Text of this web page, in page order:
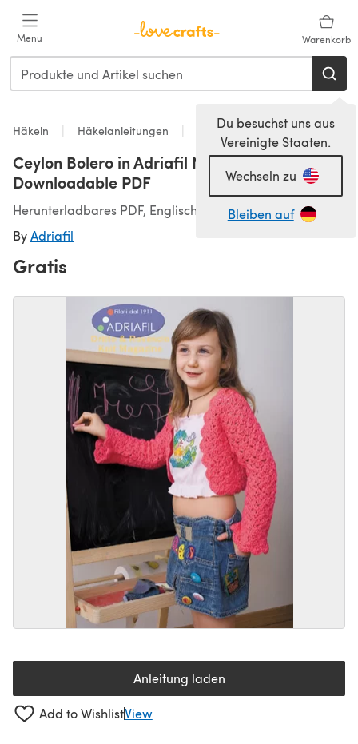
Menu Warenkorb
Du besuchst uns aus
Vereinigte Staaten.
Wechseln zu
Bleiben auf
Häkeln Häkelanleitungen Boleros
Ceylon Bolero in Adriafil Nature -
Downloadable PDF
Herunterladbares PDF, Englisch
ByAdriafil
Gratis
Anleitung laden(öffnet sich in einem neuen
Add to WishlistView